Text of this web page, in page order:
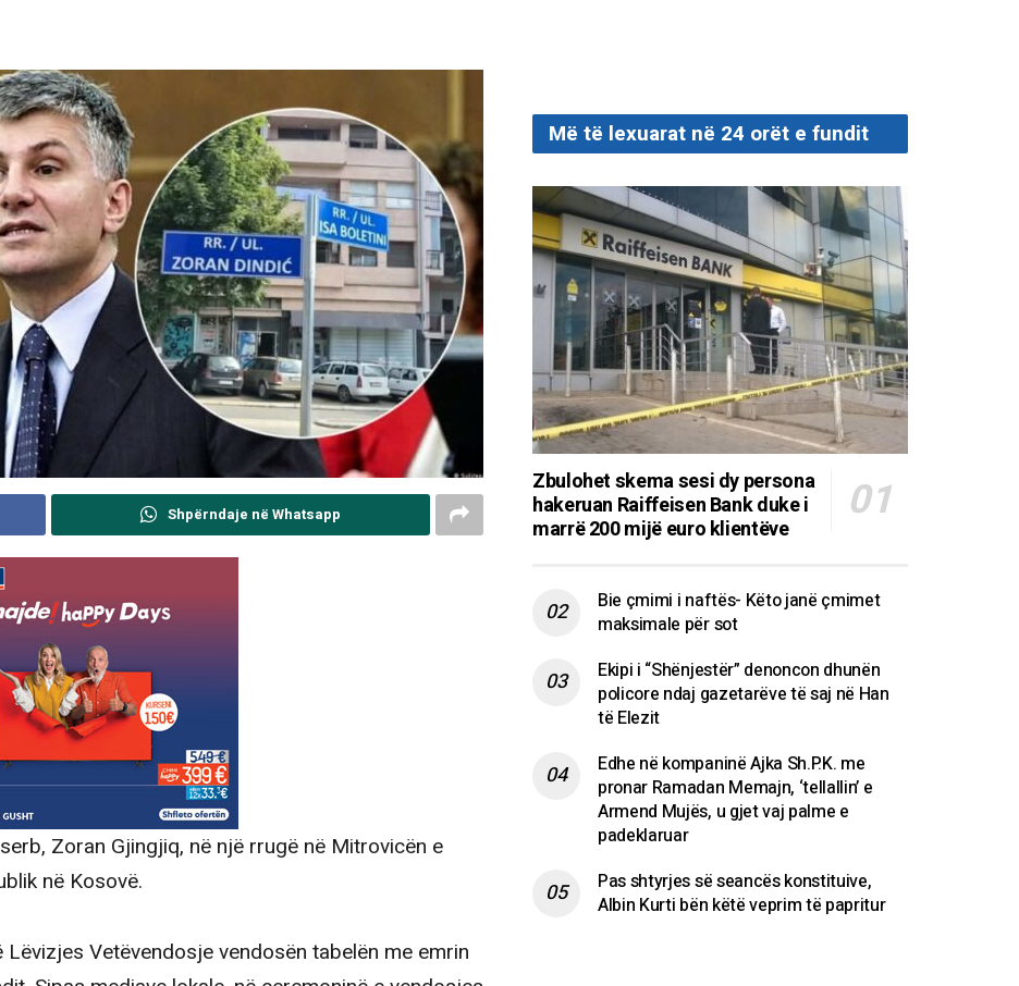
Shpërndaje në Whatsapp
Zoran Gjingjiq, në një rrugë në Mitrovicën e
në Kosovë.
Vetëvendosje vendosën tabelën me emrin
Më të lexuarat në 24 orët e fundit
Zbulohet skema sesi dy persona
hakeruan Raiffeisen Bank duke i
marrë 200 mijë euro klientëve
Bie çmimi i naftës- Këto janë çmimet
maksimale për sot
Ekipi i “Shënjestër” denoncon dhunën
policore ndaj gazetarëve të saj në Han
të Elezit
Edhe në kompaninë Ajka Sh.P.K. me
pronar Ramadan Memajn, ‘tellallin’ e
Armend Mujës, u gjet vaj palme e
padeklaruar
Pas shtyrjes së seancës konstituive,
Albin Kurti bën këtë veprim të papritur